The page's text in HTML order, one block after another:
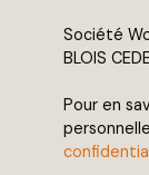
Société
BLOIS
Pour en